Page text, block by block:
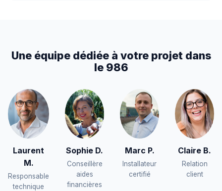
Une équipe dédiée à votre projet dans
le 986
Laurent
M.
Responsable
technique
Sophie D.
Conseillère
aides
financières
Marc P.
Installateur
certifié
Claire B.
Relation
client